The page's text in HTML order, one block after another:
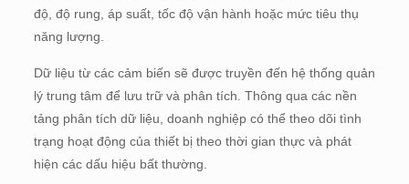
độ, độ rung, áp suất, tốc độ vận hành hoặc mức tiêu thụ
năng lượng.
Dữ liệu từ các cảm biến sẽ được truyền đến hệ thống quản
lý trung tâm để lưu trữ và phân tích. Thông qua các nền
tảng phân tích dữ liệu, doanh nghiệp có thể theo dõi tình
trạng hoạt động của thiết bị theo thời gian thực và phát
hiện các dấu hiệu bất thường.